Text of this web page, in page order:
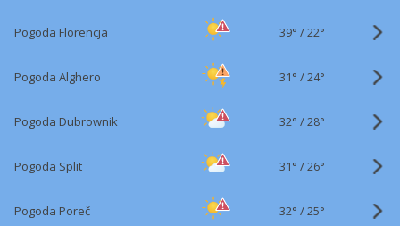
Pogoda Florencja 39° /22°
Pogoda Alghero 31° /24°
Pogoda Dubrownik 32° /28°
Pogoda Split 31° /26°
Pogoda Poreč 32° /25°